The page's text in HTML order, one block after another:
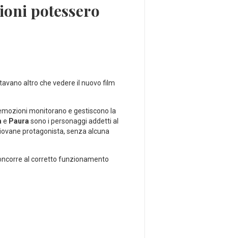
potessero
altro che vedere il nuovo film
monitorano e gestiscono la
e Paurasono i personaggi addetti al
protagonista, senza alcuna
al corretto funzionamento